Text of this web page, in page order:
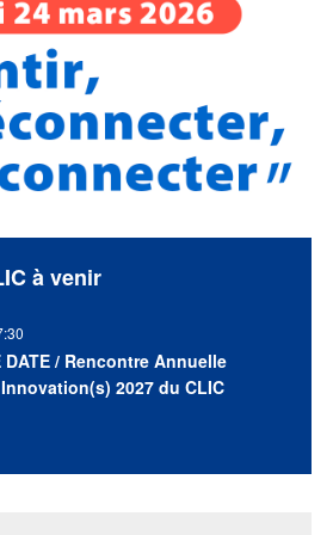
à venir
DATE / Rencontre Annuelle
2027 du CLIC